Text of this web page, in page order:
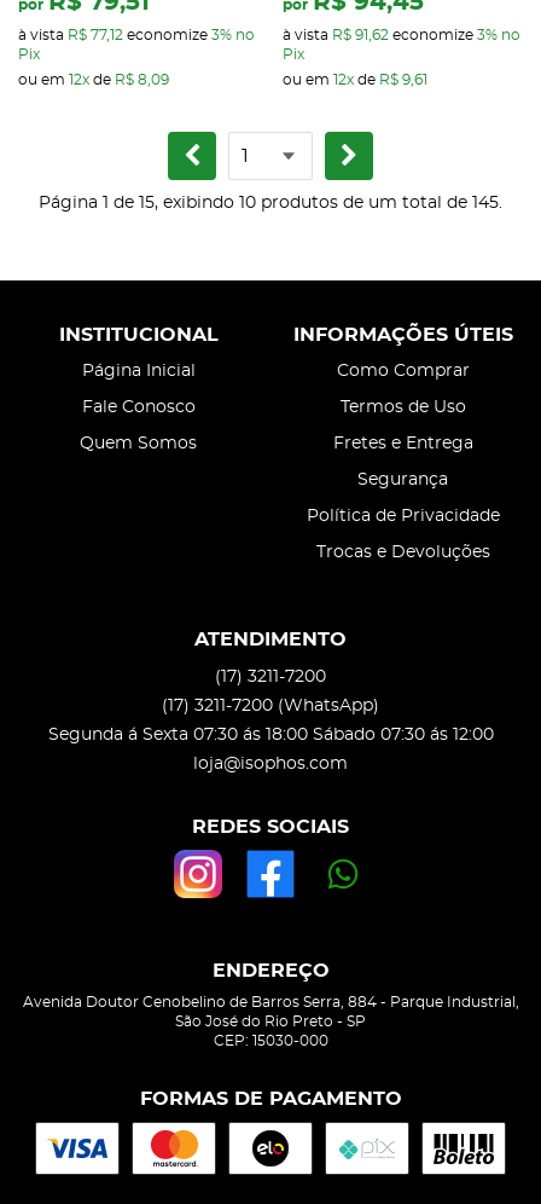
por
à vista R$ 77,12 economize 3% no
Pix
ou em 12x de R$ 8,09
por
à vista R$ 91,62 economize 3% no
Pix
ou em 12x de R$ 9,61
Página 1 de 15, exibindo 10 produtos de um total de 145.
INSTITUCIONAL
Página Inicial
Fale Conosco
Quem Somos
INFORMAÇÕES ÚTEIS
Como Comprar
Termos de Uso
Fretes e Entrega
Segurança
Política de Privacidade
Trocas e Devoluções
ATENDIMENTO
(17) 3211-7200
(17) 3211-7200 (WhatsApp)
Segunda á Sexta 07:30 ás 18:00 Sábado 07:30 ás 12:00
loja@isophos.com
REDES SOCIAIS
ENDEREÇO
Avenida Doutor Cenobelino de Barros Serra, 884- Parque Industrial,
São José do Rio Preto - SP
CEP: 15030-000
FORMAS DE PAGAMENTO